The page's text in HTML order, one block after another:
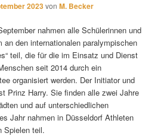
2023vonM. Becker
nahmen alle Schülerinnen und
an den internationalen paralympischen
teil, die für die im Einsatz und Dienst
seit 2014 durch ein
organisiert werden. Der Initiator und
Prinz Harry. Sie finden alle zwei Jahre
und auf unterschiedlichen
Jahr nahmen in Düsseldorf Athleten
Spielen teil.